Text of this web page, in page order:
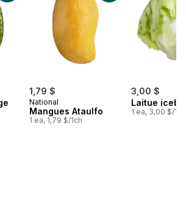
1,79 $
National
Mangues Ataulfo
1 ea, 1,79 $/1ch
3,00 $
Laitue
1 ea, 3,00 $/1ch